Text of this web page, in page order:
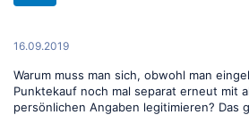
16.09.2019
Warum muss man sich, obwohl man
Punktekauf noch mal separat erneut mit
persönlichen Angaben legitimieren? Das